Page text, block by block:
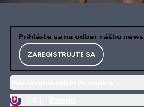
Prihláste sa na odber nášho
ZAREGISTRUJTE SA